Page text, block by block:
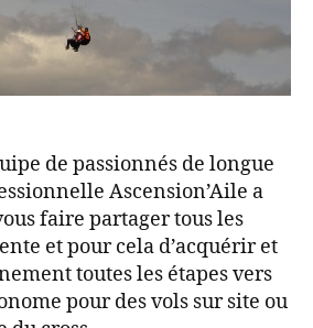
de passionnés de longue
Ascension’Aile a
faire partager tous les
et pour cela d’acquérir et
toutes les étapes vers
pour des vols sur site ou